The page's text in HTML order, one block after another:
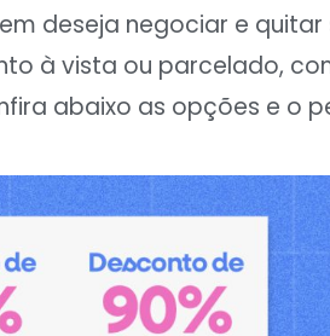
deseja negociar e
à vista ou parcelado,
abaixo as opções e o